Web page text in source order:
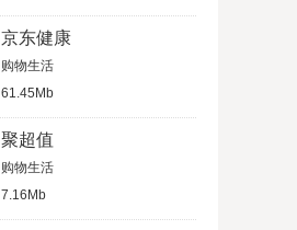
京东健康
购物生活
61.45Mb
聚超值
购物生活
7.16Mb